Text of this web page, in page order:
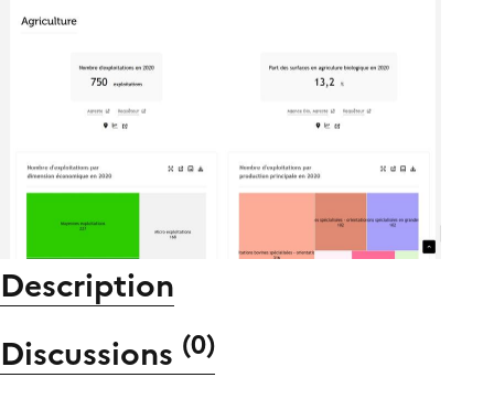
Description
Discussions (0)